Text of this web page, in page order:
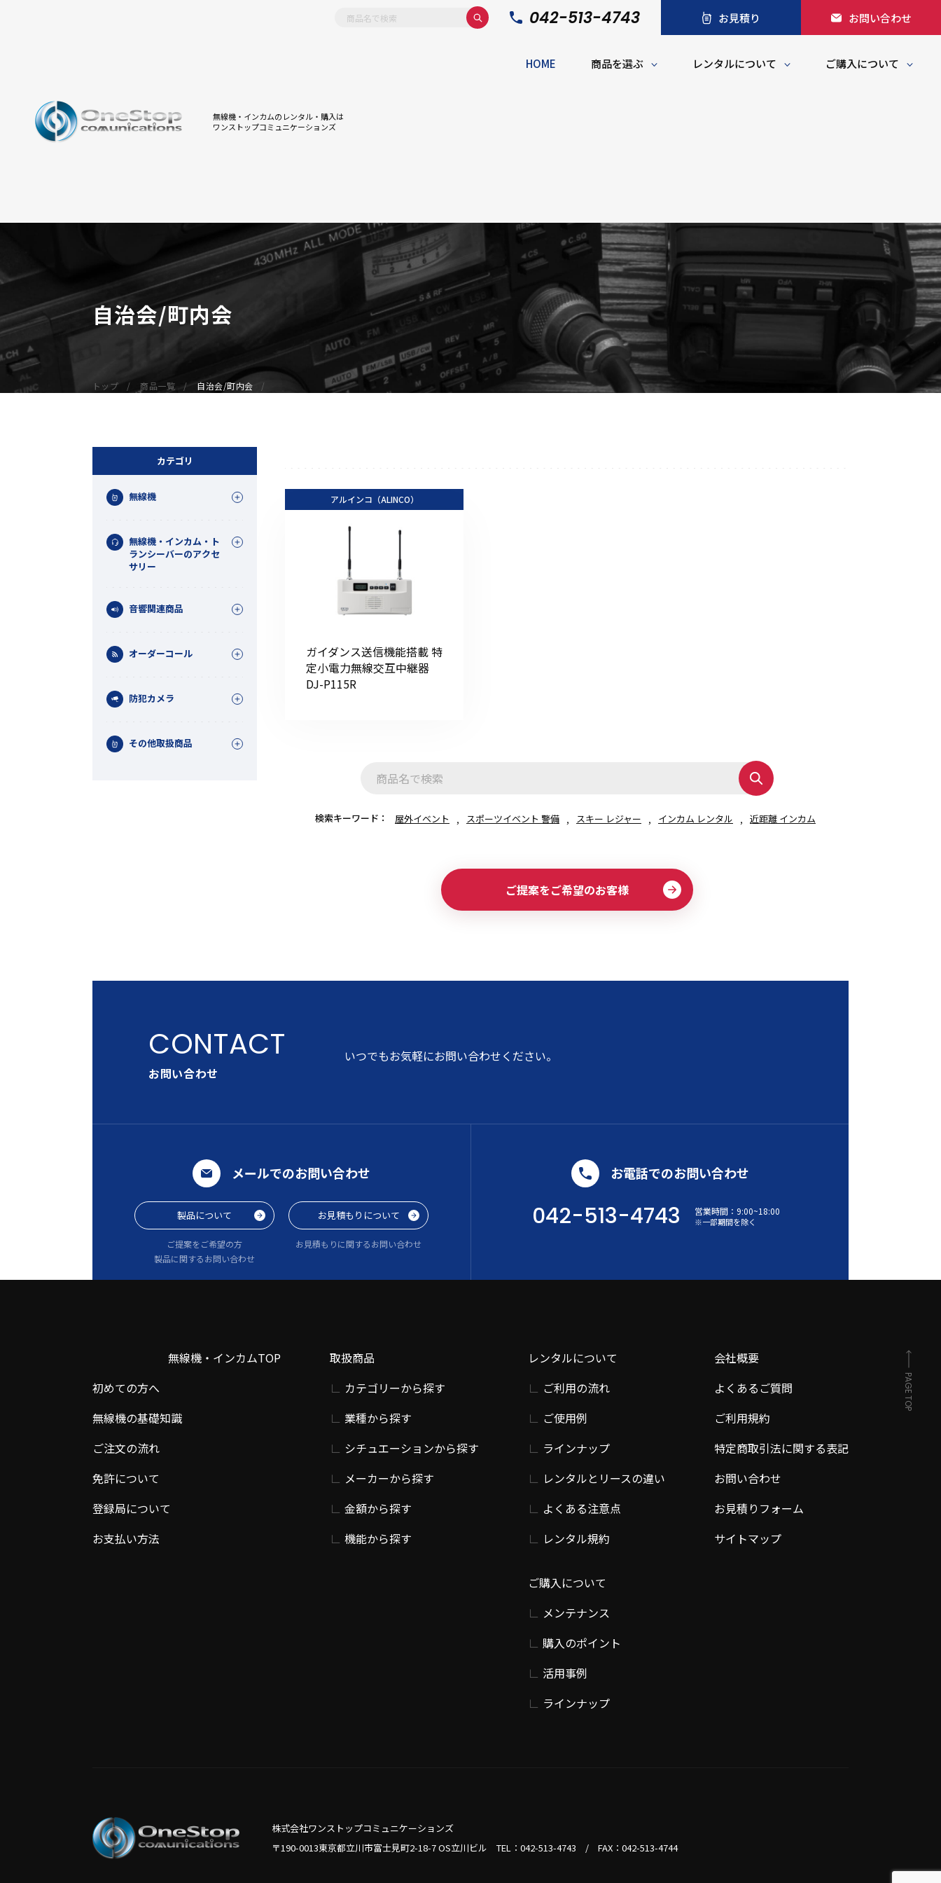
無線機・インカムのレンタル・購入は
ワンストップコミュニケーションズ
042-513-4743 お見積り お問い合わせ
HOME 商品を選ぶ レンタルについて ご購入について
無線機
デジタル無線機（登録局）
デジタル無線機（免許局）
受信機（レシーバー）
アマチュア無線機
ガイドラジオ（ガイドシステム）
ネットワークシステム対応商品
アクセサリー
イヤホンマイク
スピーカーマイク
イヤホン
ポータブルワイヤレスアンプ
販売商品から探す
自治会/町内会
トップ 商品一覧 自治会/町内会
カテゴリ
無線機
無線機・インカム・ト
ランシーバーのアクセ
サリー
音響関連商品
オーダーコール
防犯カメラ
その他取扱商品
アルインコ（ALINCO）
ガイダンス送信機能搭載 特
定小電力無線交互中継器
DJ-P115R
検索キーワード： 屋外イベント スポーツイベント 警備 スキー レジャー インカム レンタル 近距離 インカム
ご提案をご希望のお客様
お問い合わせ
いつでもお気軽にお問い合わせください。
メールでのお問い合わせ
製品について
ご提案をご希望の方
製品に関するお問い合わせ
お見積もりについて
お見積もりに関するお問い合わせ
お電話でのお問い合わせ
042-513-4743 営業時間： 9:00~18:00
※一部期間を除く
無線機・インカムTOP
初めての方へ
無線機の基礎知識
ご注文の流れ
免許について
登録局について
お支払い方法
取扱商品
カテゴリーから探す
業種から探す
シチュエーションから探す
メーカーから探す
金額から探す
機能から探す
レンタルについて
ご利用の流れ
ご使用例
ラインナップ
レンタルとリースの違い
よくある注意点
レンタル規約
ご購入について
メンテナンス
購入のポイント
活用事例
ラインナップ
会社概要
よくあるご質問
ご利用規約
特定商取引法に関する表記
お問い合わせ
お見積りフォーム
サイトマップ
株式会社ワンストップコミュニケーションズ
〒190-0013東京都立川市富士見町2-18-7 OS立川ビル TEL： 042-513-4743 / FAX：042-513-4744
PAGE TOP